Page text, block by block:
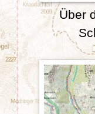
Über